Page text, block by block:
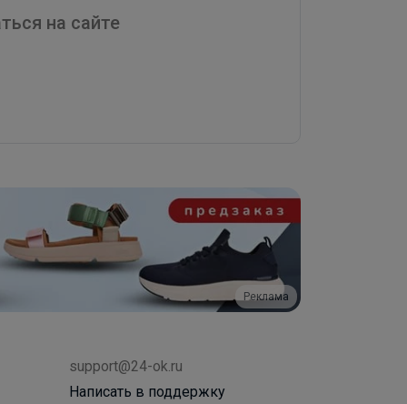
на сайте
Реклама
support@24-ok.ru
Написать в поддержку